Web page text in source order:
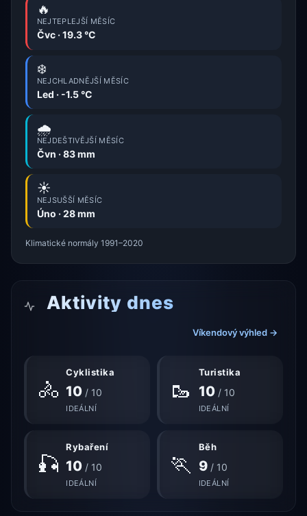
🔥
NEJTEPLEJŠÍ MĚSÍC
Čvc · 19.3 °C
❄️
NEJCHLADNĚJŠÍ MĚSÍC
Led · -1.5 °C
🌧️
NEJDEŠTIVĚJŠÍ MĚSÍC
Čvn · 83 mm
☀️
NEJSUŠŠÍ MĚSÍC
Úno · 28 mm
Klimatické normály 1991–2020
Aktivity dnes
Víkendový výhled →
🚴
Cyklistika
10 / 10
IDEÁLNÍ
🥾
Turistika
10/ 10
IDEÁLNÍ
🎣
Rybaření
10 / 10
IDEÁLNÍ
🏃
Běh
9/ 10
IDEÁLNÍ